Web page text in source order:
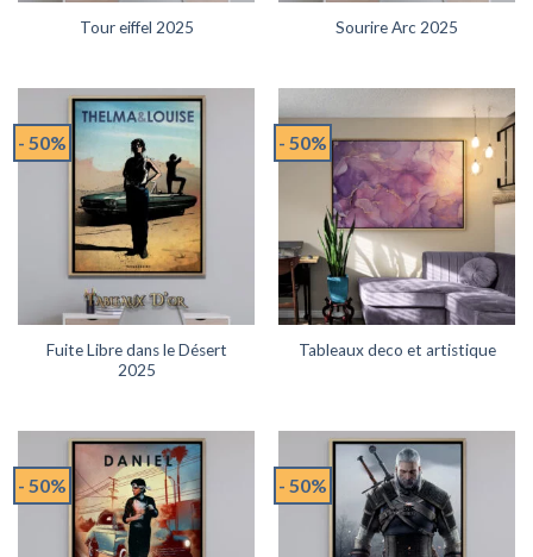
Tour eiffel 2025 Sourire Arc 2025
- 50%
Fuite Libre dans le Désert
2025
- 50%
Tableaux deco et artistique
- 50% - 50%